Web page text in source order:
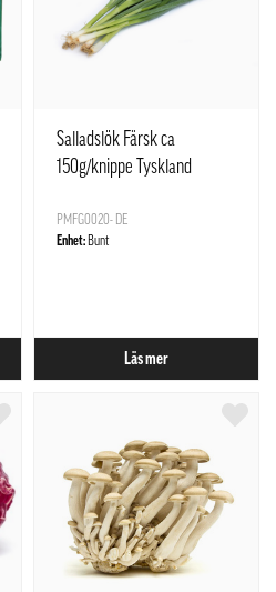
Salladslök Färsk ca
150g/knippe Tyskland
PMFG0020- DE
Enhet: Bunt
Läs mer